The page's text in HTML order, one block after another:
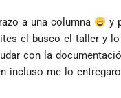
a una columna
y
el busco el taller y lo
con la
incluso me lo